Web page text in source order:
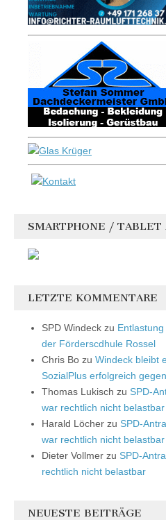
SMARTPHONE / TABLET
LETZTE KOMMENTARE
SPD Windeck zu
der Förderscdhule Rossel
Chris Bo zu Windeck bleibt
SozialPlus erfolgreich
Thomas Lukisch zu SPD-
war rechtlich nicht belastbar
Harald Löcher zu SPD-
war rechtlich nicht belastbar
Dieter Vollmer zu SPD-
rechtlich nicht belastbar
NEUESTE BEITRÄGE